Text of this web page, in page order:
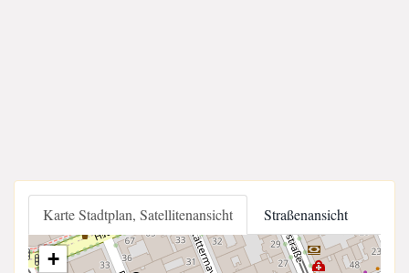
Karte Stadtplan, Satellitenansicht Straßenansicht
+